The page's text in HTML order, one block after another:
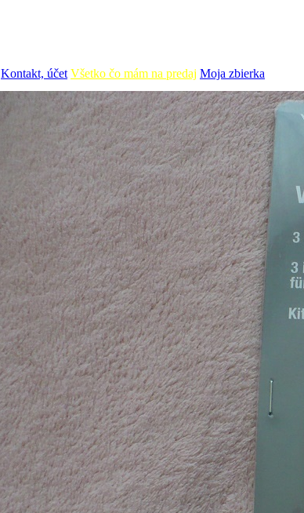
Kontakt, účet Všetko čo mám na predaj Moja zbierka